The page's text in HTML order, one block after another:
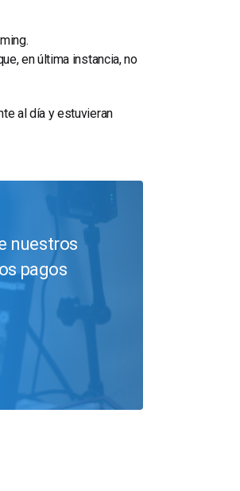
en última instancia, no
al día y estuvieran
nuestros
pagos